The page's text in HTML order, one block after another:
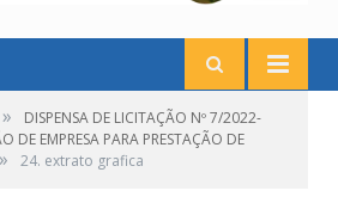
»
DISPENSA DE LICITAÇÃO Nº 7/2022-
DE EMPRESA PARA PRESTAÇÃO DE
» 24. extrato grafica